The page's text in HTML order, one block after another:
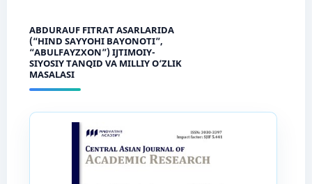
ABDURAUF FITRAT ASARLARIDA
(“HIND SAYYOHI BAYONOTI”,
“ABULFAYZXON”) IJTIMOIY-
SIYOSIY TANQID VA MILLIY O‘ZLIK
MASALASI